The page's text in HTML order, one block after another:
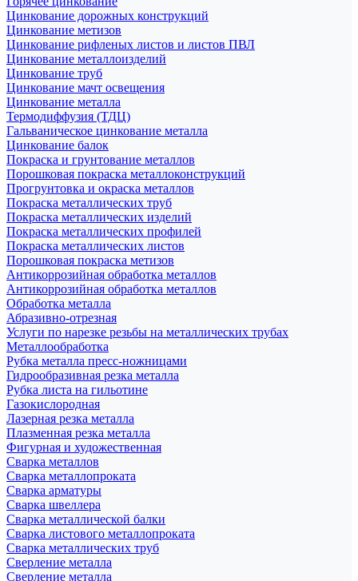
Цинкование дорожных конструкций
Цинкование метизов
Цинкование рифленых листов и листов ПВЛ
Цинкование металлоизделий
Цинкование труб
Цинкование мачт освещения
Цинкование металла
Термодиффузия (ТДЦ)
Гальваническое цинкование металла
Цинкование балок
Покраска и грунтование металлов
Порошковая покраска металлоконструкций
Прогрунтовка и окраска металлов
Покраска металлических труб
Покраска металлических изделий
Покраска металлических профилей
Покраска металлических листов
Порошковая покраска метизов
Антикоррозийная обработка металлов
Антикоррозийная обработка металлов
Обработка металла
Абразивно-отрезная
Услуги по нарезке резьбы на металлических трубах
Металлообработка
Рубка металла пресс-ножницами
Гидрообразивная резка металла
Рубка листа на гильотине
Газокислородная
Лазерная резка металла
Плазменная резка металла
Фигурная и художественная
Сварка металлов
Сварка металлопроката
Сварка арматуры
Сварка швеллера
Сварка металлической балки
Сварка листового металлопроката
Сварка металлических труб
Сверление металла
Сверление металла